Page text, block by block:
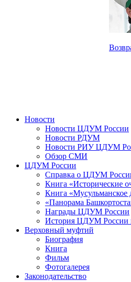
Новости
Новости ЦДУМ России
Новости РДУМ
Новости РИУ ЦДУМ
Обзор СМИ
ЦДУМ России
Справка о ЦДУМ
Книга «Исторические
Книга «Мусульманское
«Панорама
Награды ЦДУМ России
История ЦДУМ России
Верховный муфтий
Биография
Книга
Фильм
Фотогалерея
Законодательство